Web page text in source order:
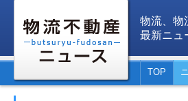
物流、物
最新ニュ
TOP